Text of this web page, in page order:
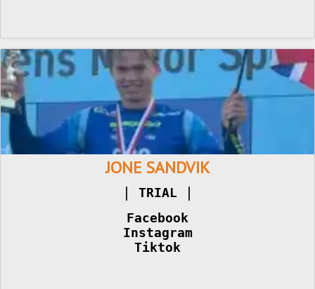
JONE SANDVIK
| TRIAL
Facebook
Instagram
Tiktok